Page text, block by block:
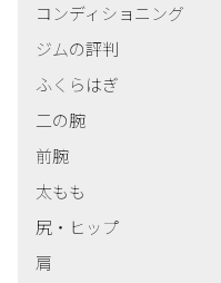
コンディショニング
ジムの評判
ふくらはぎ
二の腕
前腕
太もも
尻・ヒップ
肩